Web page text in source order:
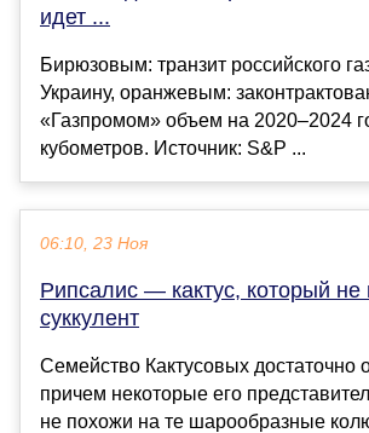
идет ...
Бирюзовым: транзит российского
Украину, оранжевым:
«Газпромом» объем на 2020–2024
кубометров. Источник: S&P ...
06:10, 23 Ноя
Рипсалис — кактус, который не
суккулент
Семейство Кактусовых достаточно
причем некоторые его
не похожи на те шарообразные